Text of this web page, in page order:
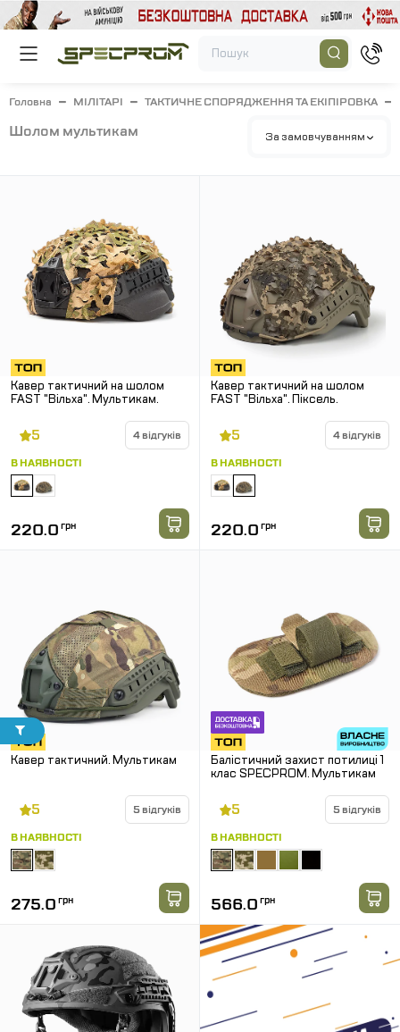
Головна МІЛІТАРІ ТАКТИЧНЕ СПОРЯДЖЕННЯ ТА ЕКІПІРОВКА
шолом мультикам За замовчуванням
Кавер тактичний на шолом
FAST "Вільха". Мультикам.
5 4 відгуків
В НАЯВНОСТІ
220.0 грн
Кавер тактичний на шолом
FAST "Вільха". Піксель.
5 4 відгуків
В НАЯВНОСТІ
220.0 грн
Кавер тактичний. Мультикам
5 5 відгуків
В НАЯВНОСТІ
275.0 грн
Балістичний захист потилиці 1
клас SPECPROM. Мультикам
5 5 відгуків
В НАЯВНОСТІ
566.0 грн